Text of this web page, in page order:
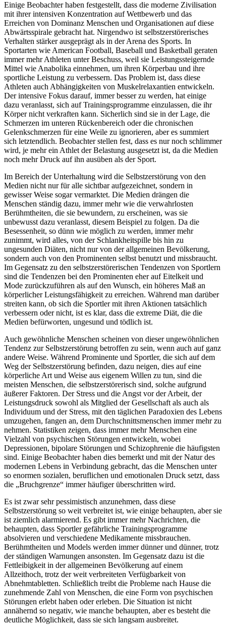
Einige Beobachter haben festgestellt, dass die moderne Zivilisation
mit ihrer intensiven Konzentration auf Wettbewerb und das
Erreichen von Dominanz Menschen und Organisationen auf diese
Abwärtsspirale gebracht hat. Nirgendwo ist selbstzerstörerisches
Verhalten stärker ausgeprägt als in der Arena des Sports. In
Sportarten wie American Football, Baseball und Basketball geraten
immer mehr Athleten unter Beschuss, weil sie Leistungssteigernde
Mittel wie Anabolika einnehmen, um ihren Körperbau und ihre
sportliche Leistung zu verbessern. Das Problem ist, dass diese
Athleten auch Abhängigkeiten von Muskelrelaxantien entwickeln.
Der intensive Fokus darauf, immer besser zu werden, hat einige
dazu veranlasst, sich auf Trainingsprogramme einzulassen, die ihr
Körper nicht verkraften kann. Sicherlich sind sie in der Lage, die
Schmerzen im unteren Rückenbereich oder die chronischen
Gelenkschmerzen für eine Weile zu ignorieren, aber es summiert
sich letztendlich. Beobachter stellen fest, dass es nur noch schlimmer
wird, je mehr ein Athlet der Belastung ausgesetzt ist, da die Medien
noch mehr Druck auf ihn ausüben als der Sport.
Im Bereich der Unterhaltung wird die Selbstzerstörung von den
Medien nicht nur für alle sichtbar aufgezeichnet, sondern in
gewisser Weise sogar vermarktet. Die Medien drängen die
Menschen ständig dazu, immer mehr wie die verwahrlosten
Berühmtheiten, die sie bewundern, zu erscheinen, was sie
unbewusst dazu veranlasst, diesem Beispiel zu folgen. Da die
Besessenheit, so dünn wie möglich zu werden, immer mehr
zunimmt, wird alles, von der Schlankheitspille bis hin zu
ungesunden Diäten, nicht nur von der allgemeinen Bevölkerung,
sondern auch von den Prominenten selbst benutzt und missbraucht.
Im Gegensatz zu den selbstzerstörerischen Tendenzen von Sportlern
sind die Tendenzen bei den Prominenten eher auf Eitelkeit und
Mode zurückzuführen als auf den Wunsch, ein höheres Maß an
körperlicher Leistungsfähigkeit zu erreichen. Während man darüber
streiten kann, ob sich die Sportler mit ihren Aktionen tatsächlich
verbessern oder nicht, ist es klar, dass die extreme Diät, die die
Medien befürworten, ungesund und tödlich ist.
Auch gewöhnliche Menschen scheinen von dieser ungewöhnlichen
Tendenz zur Selbstzerstörung betroffen zu sein, wenn auch auf ganz
andere Weise. Während Prominente und Sportler, die sich auf dem
Weg der Selbstzerstörung befinden, dazu neigen, dies auf eine
körperliche Art und Weise aus eigenem Willen zu tun, sind die
meisten Menschen, die selbstzerstörerisch sind, solche aufgrund
äußerer Faktoren. Der Stress und die Angst vor der Arbeit, der
Leistungsdruck sowohl als Mitglied der Gesellschaft als auch als
Individuum und der Stress, mit den täglichen Paradoxien des Lebens
umzugehen, fangen an, dem Durchschnittsmenschen immer mehr zu
nehmen. Statistiken zeigen, dass immer mehr Menschen eine
Vielzahl von psychischen Störungen entwickeln, wobei
Depressionen, bipolare Störungen und Schizophrenie die häufigsten
sind. Einige Beobachter haben dies bemerkt und mit der Natur des
modernen Lebens in Verbindung gebracht, das die Menschen unter
so enormen sozialen, beruflichen und emotionalen Druck setzt, dass
die „Bruchgrenze“ immer häufiger überschritten wird.
Es ist zwar sehr pessimistisch anzunehmen, dass diese
Selbstzerstörung so weit verbreitet ist, wie einige behaupten, aber sie
ist ziemlich alarmierend. Es gibt immer mehr Nachrichten, die
behaupten, dass Sportler gefährliche Trainingsprogramme
absolvieren und verschiedene Medikamente missbrauchen.
Berühmtheiten und Models werden immer dünner und dünner, trotz
der ständigen Warnungen ansonsten. Im Gegensatz dazu ist die
Fettleibigkeit in der allgemeinen Bevölkerung auf einem
Allzeithoch, trotz der weit verbreiteten Verfügbarkeit von
Abnehmtabletten. Schließlich treibt die Probleme nach Hause die
zunehmende Zahl von Menschen, die eine Form von psychischen
Störungen erlebt haben oder erleben. Die Situation ist nicht
annähernd so negativ, wie manche behaupten, aber es besteht die
deutliche Möglichkeit, dass sie sich langsam ausbreitet.